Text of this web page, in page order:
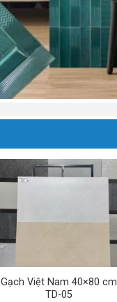
Gạch Việt Nam 40×80 cm
TD-05